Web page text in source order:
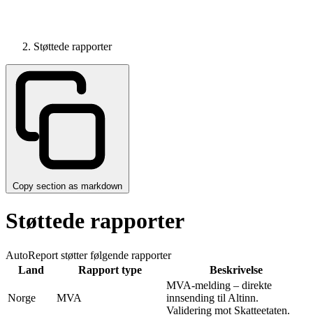
Støttede rapporter
Copy section as markdown
Støttede rapporter
AutoReport støtter følgende rapporter
Land
Rapport type Beskrivelse
Norge MVA
MVA-melding – direkte
innsending til Altinn.
Validering mot Skatteetaten.